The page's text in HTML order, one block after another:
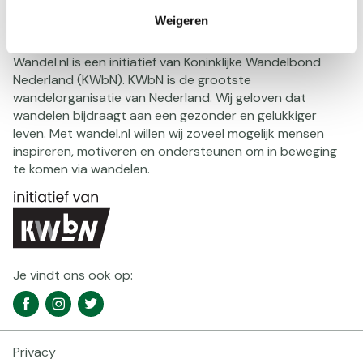
Weigeren
Wandel.nl is een initiatief van Koninklijke Wandelbond
Nederland (KWbN). KWbN is de grootste
wandelorganisatie van Nederland. Wij geloven dat
wandelen bijdraagt aan een gezonder en gelukkiger
leven. Met wandel.nl willen wij zoveel mogelijk mensen
inspireren, motiveren en ondersteunen om in beweging
te komen via wandelen.
Je vindt ons ook op:
Social
media
FacebookInstagramTwitter
Footer
Privacy